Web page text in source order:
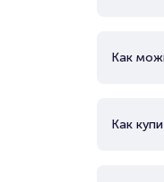
Как
Как